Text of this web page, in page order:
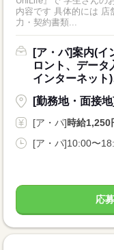
内容です 具体的には 店
力・契約書類...
[ア・パ]案内(イ
ロント、データ
インターネット
[勤務地・面接
[ア・パ]時給1,250
[ア・パ]10:00〜
応